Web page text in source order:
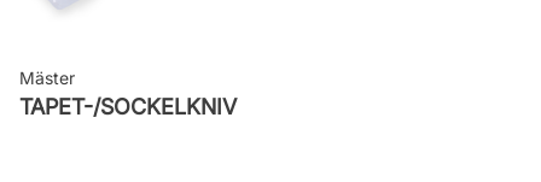
Mäster
TAPET-/SOCKELKNIV